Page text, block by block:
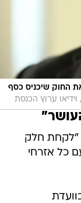
החוק שיכניס כסף
ערוץ הכנסת
"לקחת חלק
כל אזרחי